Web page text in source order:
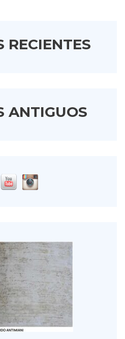
RECIENTES
ANTIGUOS